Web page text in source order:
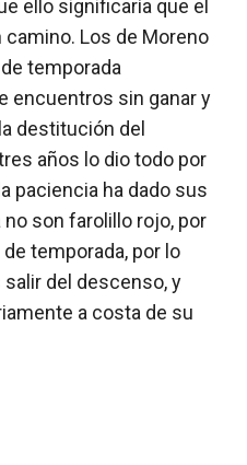
ello significaría que el
Los de Moreno
temporada
encuentros sin ganar y
destitución del
años lo dio todo por
paciencia ha dado sus
son farolillo rojo, por
temporada, por lo
del descenso, y
a costa de su